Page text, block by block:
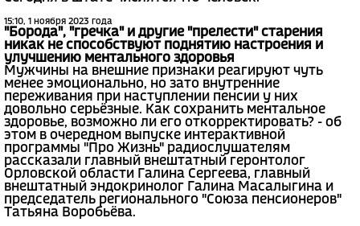
15:10, 1 ноября 2023 года
"Борода", "гречка" и другие "прелести" старения
никак не способствуют поднятию настроения и
улучшению ментального здоровья
Мужчины на внешние признаки реагируют чуть
менее эмоционально, но зато внутренние
переживания при наступлении пенсии у них
довольно серьёзные. Как сохранить ментальное
здоровье, возможно ли его откорректировать? - об
этом в очередном выпуске интерактивной
программы "Про Жизнь" радиослушателям
рассказали главный внештатный геронтолог
Орловской области Галина Сергеева, главный
внештатный эндокринолог Галина Масалыгина и
председатель регионального "Союза пенсионеров"
Татьяна Воробьёва.